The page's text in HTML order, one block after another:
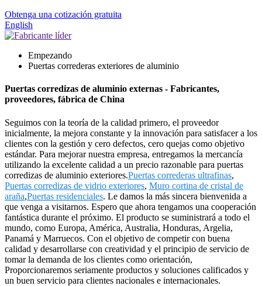
Obtenga una cotización gratuita
English
Empezando
Puertas correderas exteriores de aluminio
Puertas corredizas de aluminio externas - Fabricantes,
proveedores, fábrica de China
Seguimos con la teoría de la calidad primero, el proveedor
inicialmente, la mejora constante y la innovación para satisfacer a los
clientes con la gestión y cero defectos, cero quejas como objetivo
estándar. Para mejorar nuestra empresa, entregamos la mercancía
utilizando la excelente calidad a un precio razonable para puertas
corredizas de aluminio exteriores.Puertas correderas ultrafinas,
Puertas corredizas de vidrio exteriores, Muro cortina de cristal de
araña,Puertas residenciales. Le damos la más sincera bienvenida a
que venga a visitarnos. Espero que ahora tengamos una cooperación
fantástica durante el próximo. El producto se suministrará a todo el
mundo, como Europa, América, Australia, Honduras, Argelia,
Panamá y Marruecos. Con el objetivo de competir con buena
calidad y desarrollarse con creatividad y el principio de servicio de
tomar la demanda de los clientes como orientación,
Proporcionaremos seriamente productos y soluciones calificados y
un buen servicio para clientes nacionales e internacionales.